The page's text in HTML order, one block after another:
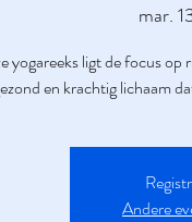
mar.
yogareeks ligt de focus
en krachtig lichaam
Andere